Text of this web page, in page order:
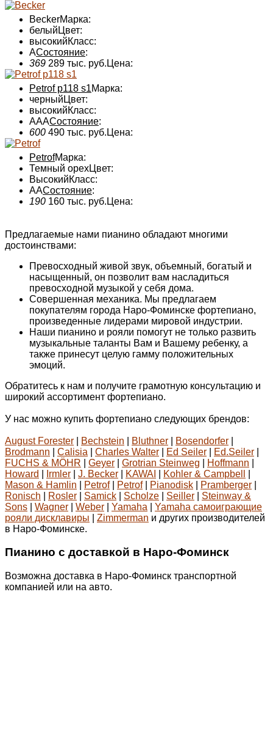
BeckerМарка:
белый Цвет:
высокийКласс:
АСостояние:
369 289 тыс. руб. Цена:
Petrof p118 s1Марка:
черный Цвет:
высокийКласс:
AAAСостояние:
600 490 тыс. руб. Цена:
PetrofМарка:
Темный орехЦвет:
ВысокийКласс:
AAСостояние:
190 160 тыс. руб. Цена:
Предлагаемые нами пианино обладают многими
достоинствами:
Превосходный живой звук, объемный, богатый и
насыщенный, он позволит вам насладиться
превосходной музыкой у себя дома.
Совершенная механика. Мы предлагаем
покупателям города Наро-Фоминске фортепиано,
произведенные лидерами мировой индустрии.
Наши пианино и рояли помогут не только развить
музыкальные таланты Вам и Вашему ребенку, а
также принесут целую гамму положительных
эмоций.
Обратитесь к нам и получите грамотную консультацию и
широкий ассортимент фортепиано.
У нас можно купить фортепиано следующих брендов:
August Forester Bechstein Bluthner Bosendorfer
Brodmann
Calisia Charles Walter Ed Seiler Ed.Seiler
FUCHS & MÖHR
Geyer Grotrian Steinweg Hoffmann
Howard
Irmler J. Becker KAWAI Kohler & Campbell
Mason & Hamlin
Petrof| Petrof| Pianodisk Pramberger
Ronisch
Rosler Samick Scholze Seiller
Steinway &
Sons
Wagner Weber Yamaha
Yamaha самоиграющие
рояли дисклавиры
Zimmerman и других производителей
в Наро-Фоминске.
Пианино с доставкой в Наро-Фоминск
Возможна доставка в Наро-Фоминск транспортной
компанией или на авто.